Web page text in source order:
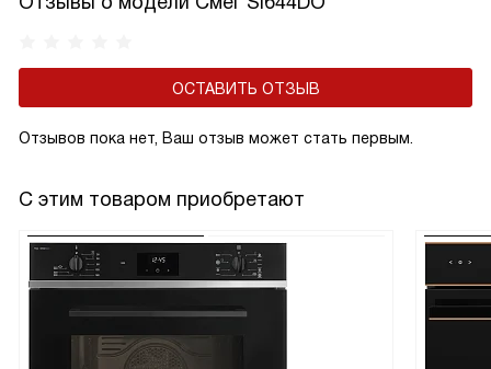
ОСТАВИТЬ ОТЗЫВ
Отзывов пока нет, Ваш отзыв может стать первым.
С этим товаром приобретают